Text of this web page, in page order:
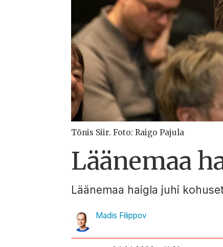
Tõnis Siir. Foto: Raigo Pajula
Läänemaa
Läänemaa haigla juhi
Madis Filippov